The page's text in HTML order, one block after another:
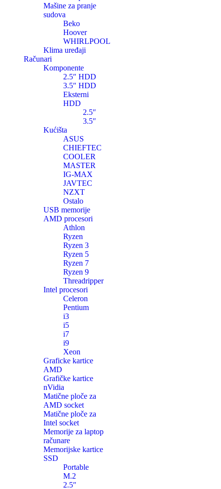
Mašine za pranje
sudova
Beko
Hoover
WHIRLPOOL
Klima uređaji
Računari
Komponente
2.5″ HDD
3.5″ HDD
Eksterni
HDD
2.5″
3.5″
Kućišta
ASUS
CHIEFTEC
COOLER
MASTER
IG-MAX
JAVTEC
NZXT
Ostalo
USB memorije
AMD procesori
Athlon
Ryzen
Ryzen 3
Ryzen 5
Ryzen 7
Ryzen 9
Threadripper
Intel procesori
Celeron
Pentium
i3
i5
i7
i9
Xeon
Graficke kartice
AMD
Grafičke kartice
nVidia
Matične ploče za
AMD socket
Matične ploče za
Intel socket
Memorije za laptop
računare
Memorijske kartice
SSD
Portable
M.2
2.5″